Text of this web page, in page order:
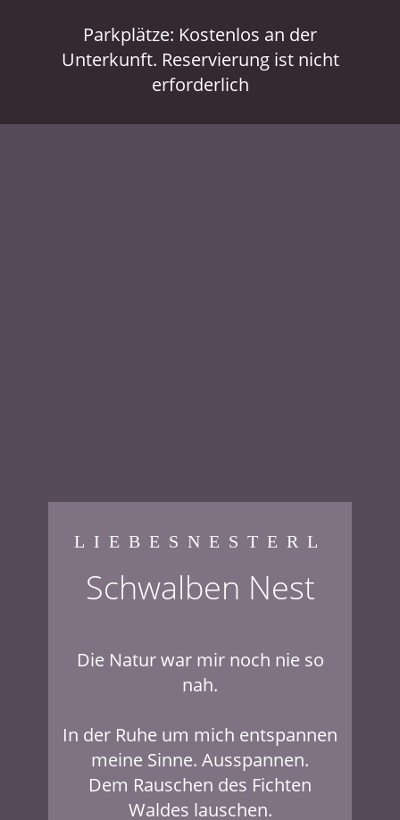
Parkplätze: Kostenlos an der
Unterkunft. Reservierung ist nicht
erforderlich
LIEBESNESTERL
Schwalben Nest
Die Natur war mir noch nie so
nah.
In der Ruhe um mich entspannen
meine Sinne. Ausspannen.
Dem Rauschen des Fichten
Waldes lauschen.